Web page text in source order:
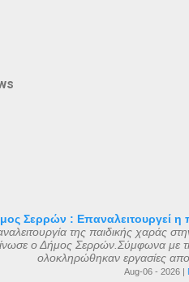
Σερρών : Επαναλειτουργεί η
της παιδικής χαράς
ο Δήμος Σερρών.Σύμφωνα με
ολοκληρώθηκαν εργασίες
Aug-06 - 2026 |